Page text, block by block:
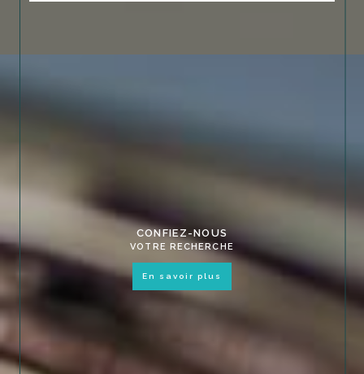
CONFIEZ-NOUS
VOTRE RECHERCHE
en savoir plus